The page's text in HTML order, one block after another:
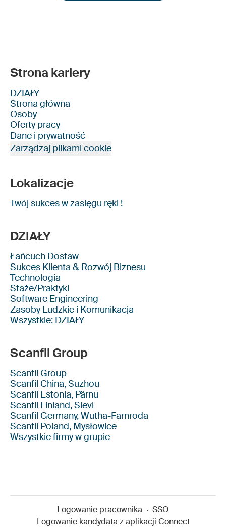
Strona kariery
DZIAŁY
Strona główna
Osoby
Oferty pracy
Dane i prywatność
Zarządzaj plikami cookie
Lokalizacje
Twój sukces w zasięgu ręki !
DZIAŁY
Łańcuch Dostaw
Sukces Klienta & Rozwój Biznesu
Technologia
Staże/Praktyki
Software Engineering
Zasoby Ludzkie i Komunikacja
Wszystkie: DZIAŁY
Scanfil Group
Scanfil Group
Scanfil China, Suzhou
Scanfil Estonia, Pärnu
Scanfil Finland, Sievi
Scanfil Germany, Wutha-Farnroda
Scanfil Poland, Mysłowice
Wszystkie firmy w grupie
Logowanie pracownika · SSO
Logowanie kandydata z aplikacji Connect